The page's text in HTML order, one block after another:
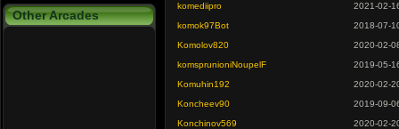
Other Arcades
komediipro
2021-02-
komok97Bot
2018-07-
Komolov820
2020-02-
komsprunioniNoupelF
2019-05-
Komuhin192
2020-02-
Koncheev90
2019-09-
Konchinov569
2020-02-